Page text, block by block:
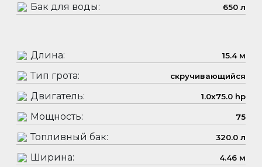
Бак для воды: 650 л
Длина: 15.4 м
Тип грота: скручивающийся
Двигатель: 1.0x75.0 hp
Мощность: 75
Топливный бак: 320.0 л
Ширина: 4.46 м